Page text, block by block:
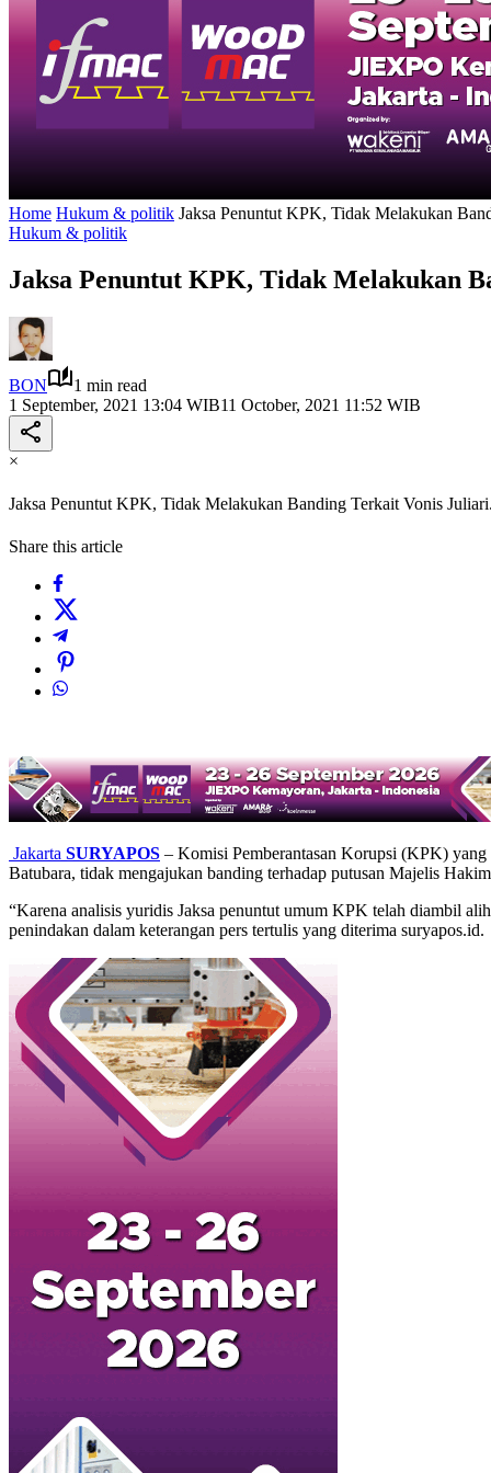
Home Hukum & politik Jaksa Penuntut KPK, Tidak Melakukan
Hukum & politik
Jaksa Penuntut KPK, Tidak Melakukan
BON
1 min read
1 September, 2021 13:04 WIB11 October, 2021 11:52 WIB
×
Jaksa Penuntut KPK, Tidak Melakukan Banding Terkait Vonis
Share this article
Jakarta SURYAPOS – Komisi Pemberantasan Korupsi (KPK) yang
Batubara, tidak mengajukan banding terhadap putusan Majelis
“Karena analisis yuridis Jaksa penuntut umum KPK telah diambil
penindakan dalam keterangan pers tertulis yang diterima suryapos.id.